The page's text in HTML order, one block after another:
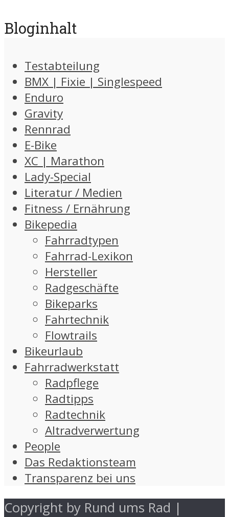
Bloginhalt
Testabteilung
BMX | Fixie | Singlespeed
Enduro
Gravity
Rennrad
E-Bike
XC | Marathon
Lady-Special
Literatur / Medien
Fitness / Ernährung
Bikepedia
Fahrradtypen
Fahrrad-Lexikon
Hersteller
Radgeschäfte
Bikeparks
Fahrtechnik
Flowtrails
Bikeurlaub
Fahrradwerkstatt
Radpflege
Radtipps
Radtechnik
Altradverwertung
People
Das Redaktionsteam
Transparenz bei uns
Copyright by Rund ums Rad |